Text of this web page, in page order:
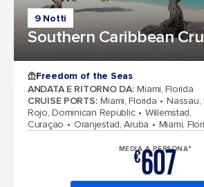
9 Notti
Southern Caribbean
Freedom of the Seas
ANDATA E RITORNO DA: Miami, Florida
CRUISE PORTS: Miami, Florida Nassau,
Rojo, Dominican Republic
Willemstad,
Curaçao
Oranjestad, Aruba Miami,
MEDIA A PERSONA*
€607